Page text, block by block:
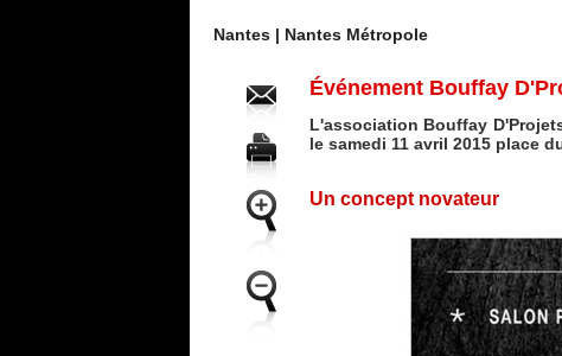
Nantes | Nantes Métropole
Événement Bouffay
L'association Bouffay
le samedi 11 avril 2015 place
Un concept novateur